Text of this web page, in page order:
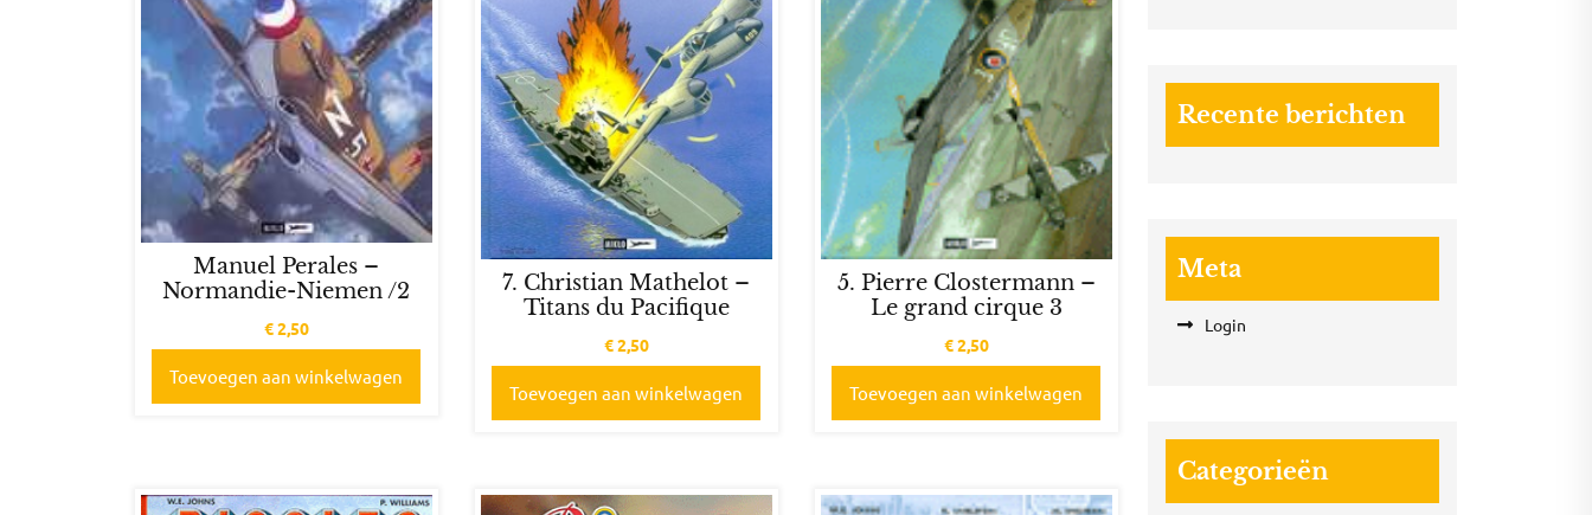
Manuel Perales –
Normandie-Niemen /2
€2,50
Toevoegen aan winkelwagen
7. Christian Mathelot –
Titans du Pacifique
€2,50
Toevoegen aan winkelwagen
5. Pierre Clostermann –
Le grand cirque 3
€2,50
Toevoegen aan winkelwagen
Recente berichten
Meta
Login
Categorieën